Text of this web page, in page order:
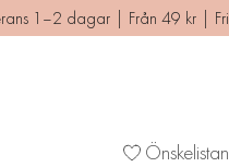
1–2 dagar | Från 49 kr |
Önskelistan